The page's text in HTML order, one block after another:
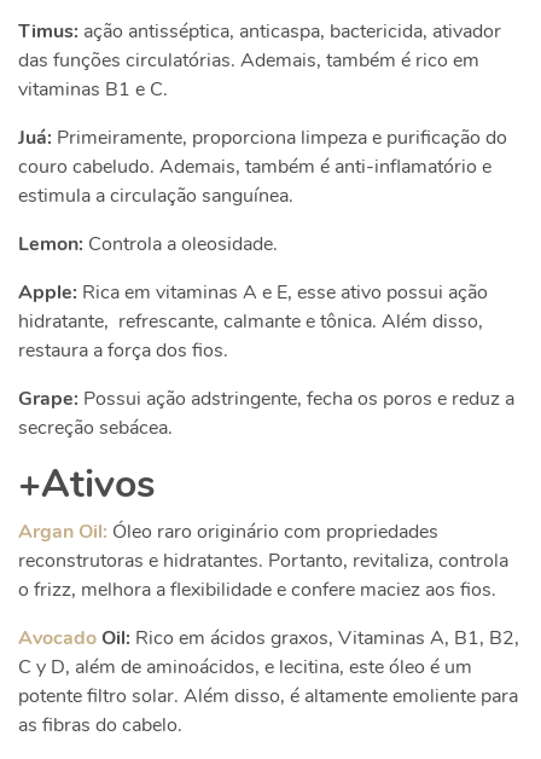
Timus: ação antisséptica, anticaspa, bactericida, ativador
das funções circulatórias. Ademais, também é rico em
vitaminas B1 e C.
Juá: Primeiramente, proporciona limpeza e purificação do
couro cabeludo. Ademais, também é anti-inflamatório e
estimula a circulação sanguínea.
Lemon: Controla a oleosidade.
Apple: Rica em vitaminas A e E, esse ativo possui ação
hidratante, refrescante, calmante e tônica. Além disso,
restaura a força dos fios.
Grape: Possui ação adstringente, fecha os poros e reduz a
secreção sebácea.
+Ativos
Argan Oil: Óleo raro originário com propriedades
reconstrutoras e hidratantes. Portanto, revitaliza, controla
o frizz, melhora a flexibilidade e confere maciez aos fios.
Avocado Oil: Rico em ácidos graxos, Vitaminas A, B1, B2,
C y D, além de aminoácidos, e lecitina, este óleo é um
potente filtro solar. Além disso, é altamente emoliente para
as fibras do cabelo.